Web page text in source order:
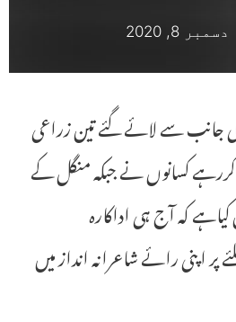
دسمبر 8, 2020
جانب سے لائے گئے تین زراعی
کسانوں نے جبکہ منگل کے
کہ آج ہی اداکارہ
اپنی رائے شاعرانہ انداز میں